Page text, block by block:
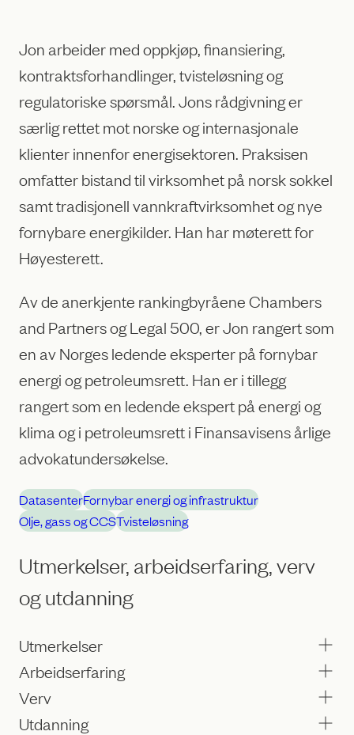
Jon arbeider med oppkjøp, finansiering,
kontraktsforhandlinger, tvisteløsning og
regulatoriske spørsmål. Jons rådgivning er
særlig rettet mot norske og internasjonale
klienter innenfor energisektoren. Praksisen
omfatter bistand til virksomhet på norsk sokkel
samt tradisjonell vannkraftvirksomhet og nye
fornybare energikilder. Han har møterett for
Høyesterett.
Av de anerkjente rankingbyråene Chambers
and Partners og Legal 500, er Jon rangert som
en av Norges ledende eksperter på fornybar
energi og petroleumsrett. Han er i tillegg
rangert som en ledende ekspert på energi og
klima og i petroleumsrett i Finansavisens årlige
advokatundersøkelse.
DatasenterFornybar energi og infrastruktur
Olje, gass og CCSTvisteløsning
Utmerkelser, arbeidserfaring, verv
og utdanning
Utmerkelser
Arbeidserfaring
Verv
Utdanning